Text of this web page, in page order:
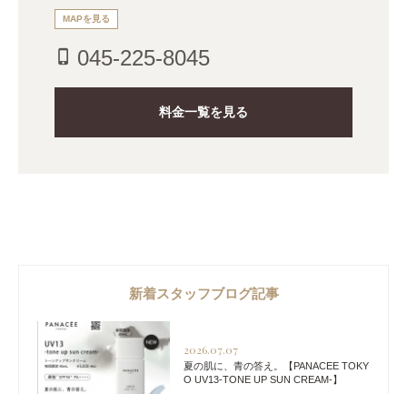
MAPを見る
phone_iphone 045-225-8045
料金一覧を見る
新着スタッフブログ記事
2026.07.07
夏の肌に、青の答え。【PANACEE TOKY
O UV13-TONE UP SUN CREAM-】